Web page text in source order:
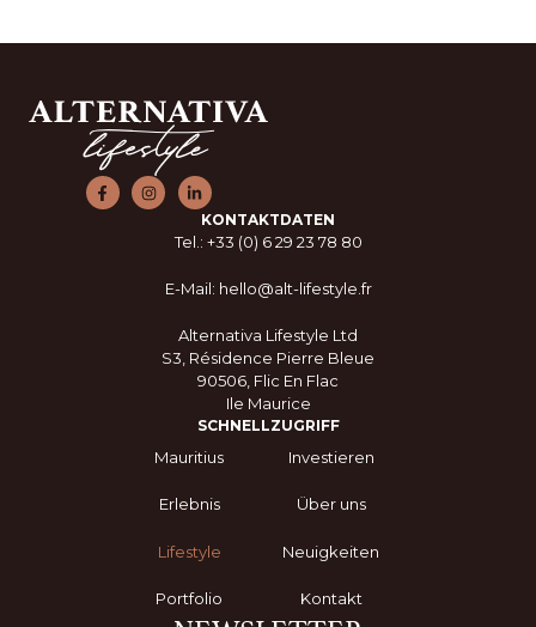
KONTAKTDATEN
Tel.: +33 (0) 6 29 23 78 80
E-Mail: hello@alt-lifestyle.fr
Alternativa Lifestyle Ltd
S3, Résidence Pierre Bleue
90506, Flic En Flac
Ile Maurice
SCHNELLZUGRIFF
Mauritius
Erlebnis
Lifestyle
Portfolio
Investieren
Über uns
Neuigkeiten
Kontakt